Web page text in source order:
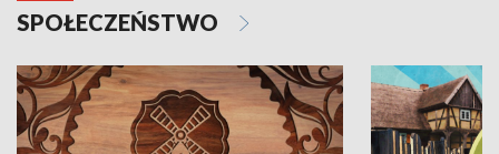
SPOŁECZEŃSTWO